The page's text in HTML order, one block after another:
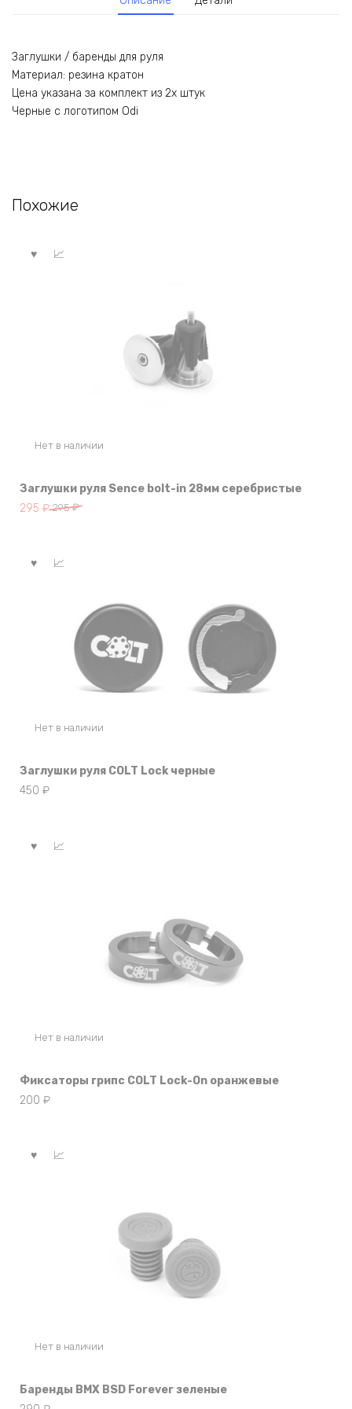
Заглушки / баренды для руля
Материал: резина кратон
Цена указана за комплект из 2х штук
Черные с логотипом Odi
Похожие
Нет в наличии
Заглушки руля Sence bolt-in 28мм серебристые
295₽
Первоначальная
295 ₽
Текущая
Нет в наличии
Заглушки руля COLT Lock черные
450 ₽
Нет в наличии
Фиксаторы грипс COLT Lock-On оранжевые
200 ₽
Нет в наличии
Баренды BMX BSD Forever зеленые